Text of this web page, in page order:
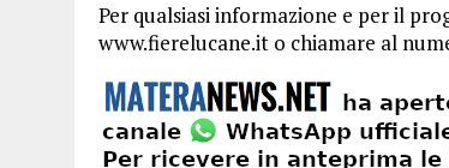
Per qualsiasi informazione e per il
www.fierelucane.it o chiamare al